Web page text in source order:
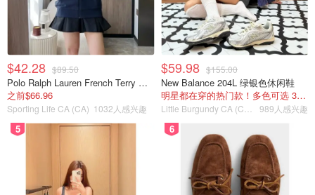
$42.28 $89.50
Polo Ralph Lauren French Terry 女童连帽卫衣 7-16码
之前$66.96
Sporting Life CA (CA) 1032人感兴趣
$59.98 $155.00
New Balance 204L 绿银色休闲鞋
明星都在穿的热门款！多色可选 3.8折
989人感兴趣
5 6